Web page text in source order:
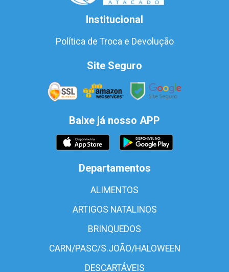
Institucional
Política de Troca e Devolução
Site Seguro
Baixe já nosso APP
Departamentos
ALIMENTOS
ARTIGOS NATALINOS
BRINQUEDOS
CARN/PASC/S.JOÃO/HALOWEEN
DESCARTÁVEIS